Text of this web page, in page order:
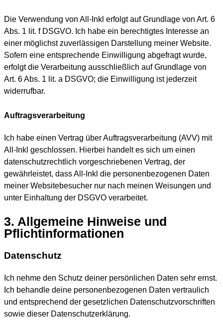
Die Verwendung von All-Inkl erfolgt auf Grundlage von Art. 6
Abs. 1 lit. f DSGVO. Ich habe ein berechtigtes Interesse an
einer möglichst zuverlässigen Darstellung meiner Website.
Sofern eine entsprechende Einwilligung abgefragt wurde,
erfolgt die Verarbeitung ausschließlich auf Grundlage von
Art. 6 Abs. 1 lit. a DSGVO; die Einwilligung ist jederzeit
widerrufbar.
Auftragsverarbeitung
Ich habe einen Vertrag über Auftragsverarbeitung (AVV) mit
All-Inkl geschlossen. Hierbei handelt es sich um einen
datenschutzrechtlich vorgeschriebenen Vertrag, der
gewährleistet, dass All-Inkl die personenbezogenen Daten
meiner Websitebesucher nur nach meinen Weisungen und
unter Einhaltung der DSGVO verarbeitet.
3. Allgemeine Hinweise und
Pflichtinformationen
Datenschutz
Ich nehme den Schutz deiner persönlichen Daten sehr ernst.
Ich behandle deine personenbezogenen Daten vertraulich
und entsprechend der gesetzlichen Datenschutzvorschriften
sowie dieser Datenschutzerklärung.